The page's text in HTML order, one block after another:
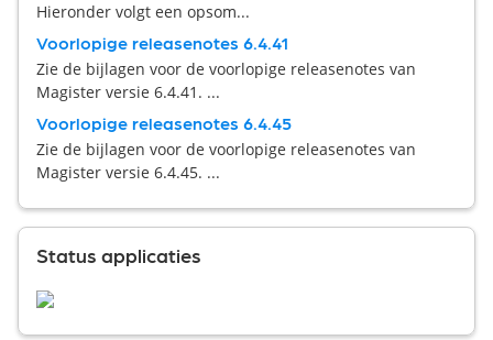
Hieronder volgt een opsom...
Voorlopige releasenotes 6.4.41
Zie de bijlagen voor de voorlopige releasenotes van
Magister versie 6.4.41. ...
Voorlopige releasenotes 6.4.45
Zie de bijlagen voor de voorlopige releasenotes van
Magister versie 6.4.45. ...
Status applicaties